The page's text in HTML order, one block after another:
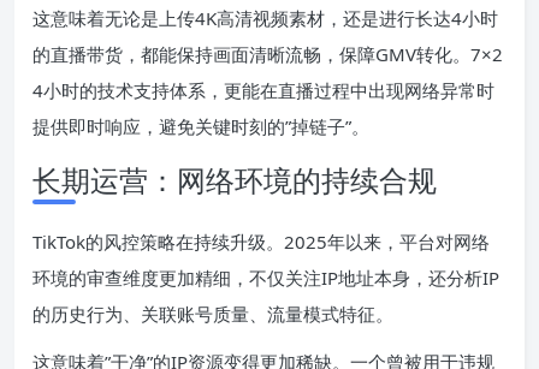
这意味着无论是上传4K高清视频素材，还是进行长达4小时
的直播带货，都能保持画面清晰流畅，保障GMV转化。7×2
4小时的技术支持体系，更能在直播过程中出现网络异常时
提供即时响应，避免关键时刻的”掉链子”。
长期运营：网络环境的持续合规
TikTok的风控策略在持续升级。2025年以来，平台对网络
环境的审查维度更加精细，不仅关注IP地址本身，还分析IP
的历史行为、关联账号质量、流量模式特征。
这意味着”干净”的IP资源变得更加稀缺。一个曾被用于违规